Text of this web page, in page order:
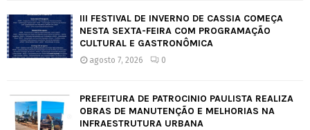
III FESTIVAL DE INVERNO DE CÁSSIA COMEÇA
NESTA SEXTA-FEIRA COM PROGRAMAÇÃO
CULTURAL E GASTRONÔMICA
agosto 7, 2026 0
PREFEITURA DE PATROCÍNIO PAULISTA REALIZA
OBRAS DE MANUTENÇÃO E MELHORIAS NA
INFRAESTRUTURA URBANA